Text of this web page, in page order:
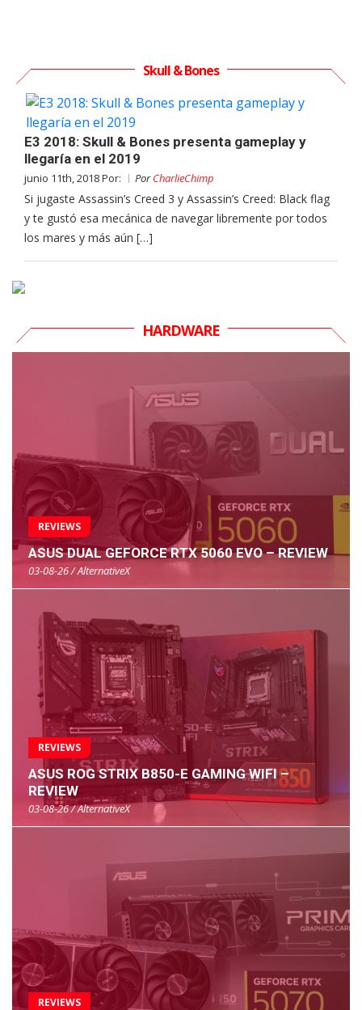
Skull & Bones
E3 2018: Skull & Bones presenta gameplay y
llegaría en el 2019
junio 11th, 2018 Por: PorCharlieChimp
Si jugaste Assassin’s Creed 3 y Assassin’s Creed: Black flag
y te gustó esa mecánica de navegar libremente por todos
los mares y más aún […]
HARDWARE
REVIEWS
ASUS DUAL GEFORCE RTX 5060 EVO – REVIEW
03-08-26 / AlternativeX
REVIEWS
ASUS ROG STRIX B850-E GAMING WIFI –
REVIEW
03-08-26 / AlternativeX
REVIEWS